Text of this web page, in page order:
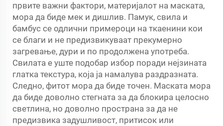
првите важни фактори, материјалот на маската,
мора да биде мек и дишлив. Памук, свила и
бамбус се одлични примероци на ткаенини кои
се благи и не предизвикуваат прекумерно
загревање, дури и по продолжена употреба.
Свилата е уште подобар избор поради нејзината
глатка текстура, која ја намалува раздразната.
Следно, фитот мора да биде точен. Маската мора
да биде доволно стегната за да блокира целосно
светлина, но доволно пространа за да не
предизвика задушливост, притисок или